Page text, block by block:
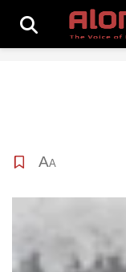
A
A